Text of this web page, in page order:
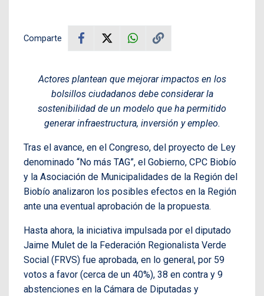
Comparte
Actores plantean que mejorar impactos en los
bolsillos ciudadanos debe considerar la
sostenibilidad de un modelo que ha permitido
generar infraestructura, inversión y empleo.
Tras el avance, en el Congreso, del proyecto de Ley
denominado “No más TAG”, el Gobierno, CPC Biobío
y la Asociación de Municipalidades de la Región del
Biobío analizaron los posibles efectos en la Región
ante una eventual aprobación de la propuesta.
Hasta ahora, la iniciativa impulsada por el diputado
Jaime Mulet de la Federación Regionalista Verde
Social (FRVS) fue aprobada, en lo general, por 59
votos a favor (cerca de un 40%), 38 en contra y 9
abstenciones en la Cámara de Diputadas y